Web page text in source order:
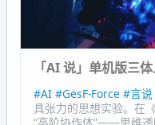
「AI 说」单机版三
#AI #GesF-Force #言说
具张力的思想实验。在